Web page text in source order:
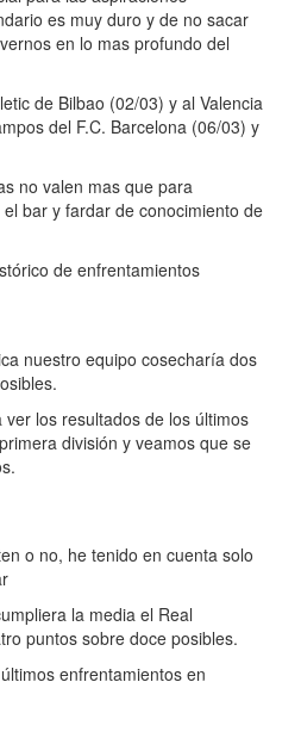
es muy duro y de no sacar
en lo mas profundo del
de Bilbao (02/03) y al Valencia
del F.C. Barcelona (06/03) y
no valen mas que para
bar y fardar de conocimiento de
de enfrentamientos
nuestro equipo cosecharía dos
los resultados de los últimos
división y veamos que se
o no, he tenido en cuenta solo
la media el Real
puntos sobre doce posibles.
enfrentamientos en